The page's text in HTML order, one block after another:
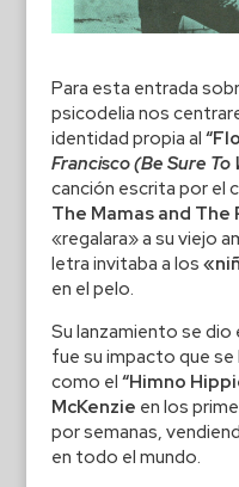
Para esta entrada
psicodelia nos
identidad propia al
Francisco (Be Sure To
canción escrita por el
The Mamas and The
«regalara» a su viejo
letra invitaba a los
en el pelo.
Su lanzamiento se dio
fue su impacto que
como el “Himno
McKenzie en los
por semanas,
en todo el mundo.